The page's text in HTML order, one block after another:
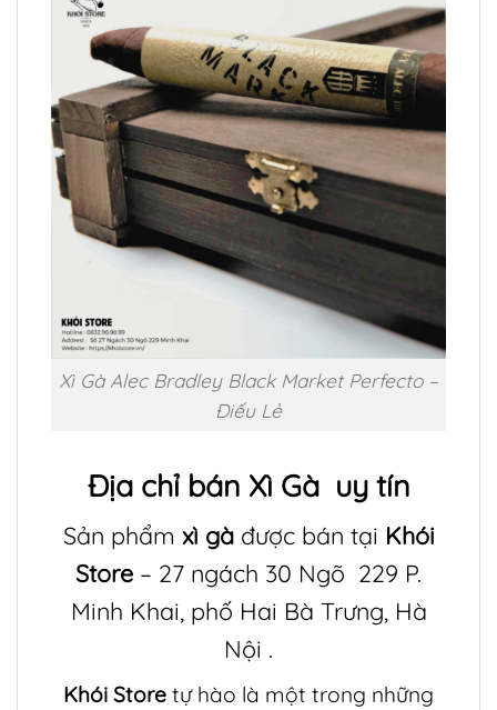
Xì Gà Alec Bradley Black Market Perfecto –
Điếu Lẻ
Địa chỉ bán Xì Gà uy tín
Sản phẩm xì gà được bán tại Khói
Store – 27 ngách 30 Ngõ 229 P.
Minh Khai, phố Hai Bà Trưng, Hà
Nội .
Khói Store tự hào là một trong những